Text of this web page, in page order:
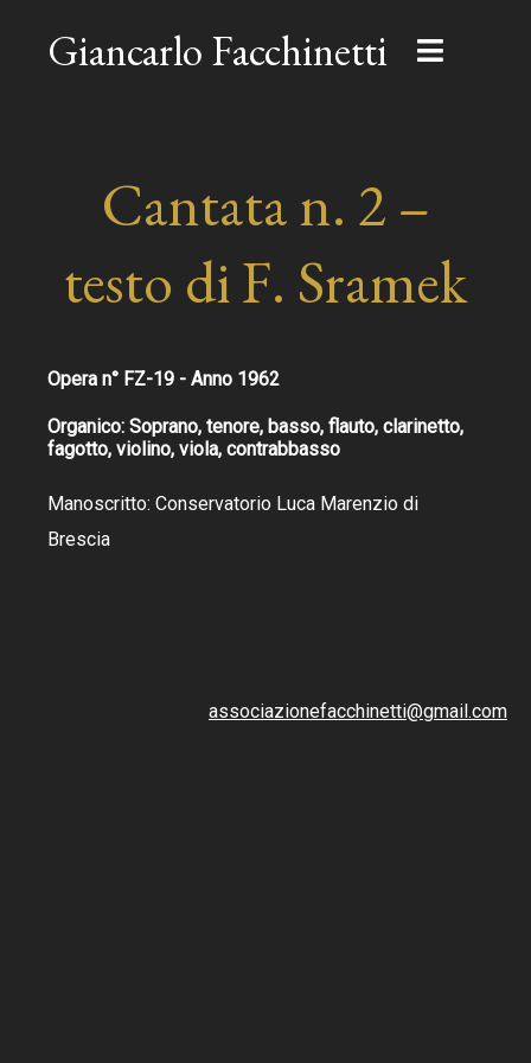
Giancarlo Facchinetti
Cantata n. 2 –
testo di F. Sramek
Opera n° FZ-19 - Anno 1962
Organico: Soprano, tenore, basso, flauto, clarinetto,
fagotto, violino, viola, contrabbasso
Manoscritto: Conservatorio Luca Marenzio di
Brescia
associazionefacchinetti@gmail.com